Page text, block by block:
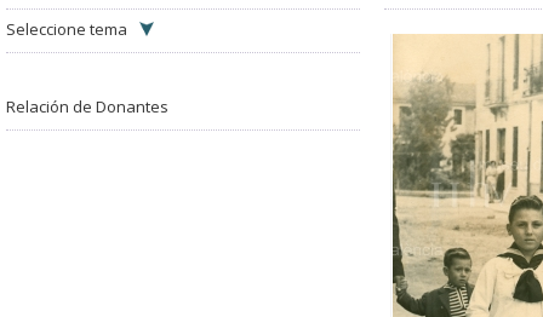
Seleccione tema
Relación de Donantes